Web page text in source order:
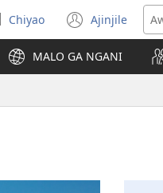
Asagule
ciŵeceto
Chiyao Ajinjile
(awugule
liwindo
line)
MALO GA NGANI